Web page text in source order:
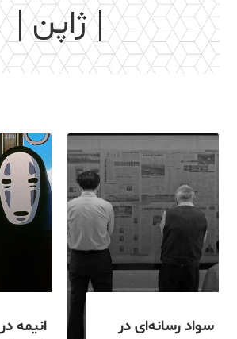
ژاپن
سواد رسانه‌ای در
انیمه در